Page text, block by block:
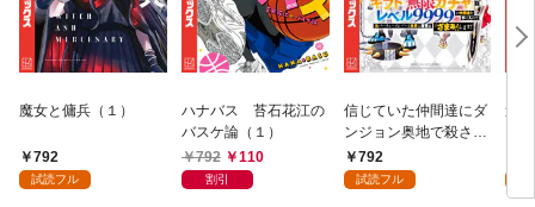
魔女と傭兵（１）
792
試読フル
ハナバス 苔石花江の
バスケ論（１）
792
110
割引
信じていた仲間達にダ
ンジョン奥地で殺され
かけたがギフト『無限
ガチャ』でレベル９９
792
試読フル
追
強
～